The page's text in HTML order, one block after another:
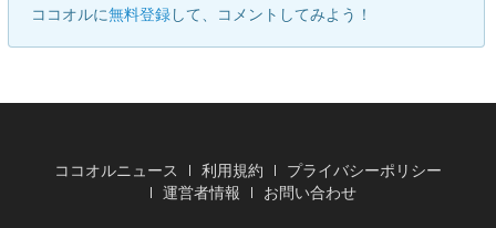
ココオルに無料登録して、コメントしてみよう！
ココオルニュース 利用規約
プライバシーポリシー
運営者情報
お問い合わせ